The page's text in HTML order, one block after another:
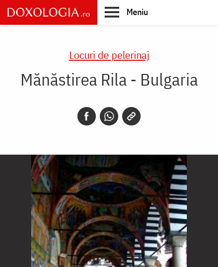
Skip
to
main
Meniu
Locuri de pelerinaj
Mănăstirea Rila - Bulgaria